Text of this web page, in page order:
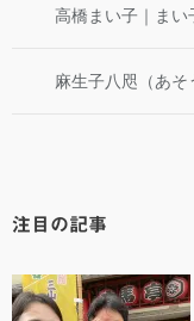
高橋まい子｜まい
麻生子八咫（あそ
注目の記事